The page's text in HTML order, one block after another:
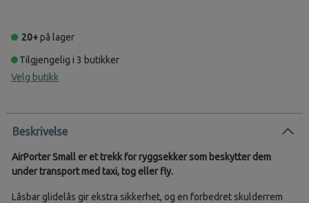
20+på lager
Tilgjengelig i 3 butikker
Velg butikk
Beskrivelse
AirPorter Small er et trekk for ryggsekker som beskytter dem
under transport med taxi, tog eller fly.
Låsbar glidelås gir ekstra sikkerhet, og en forbedret skulderrem